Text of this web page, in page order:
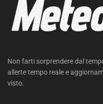
Non farti sorprendere dal
allerte tempo reale e
visto.